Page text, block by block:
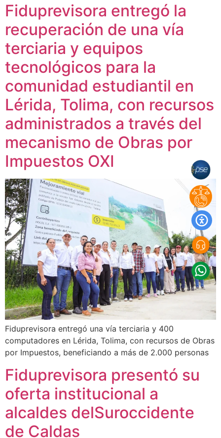
Fiduprevisora entregó la
recuperación de una vía
terciaria y equipos
tecnológicos para la
comunidad estudiantil en
Lérida, Tolima, con recursos
administrados a través del
mecanismo de Obras por
Impuestos OXI
Fiduprevisora entregó una vía terciaria y 400
computadores en Lérida, Tolima, con recursos de Obras
por Impuestos, beneficiando a más de 2.000 personas
Fiduprevisora presentó su
oferta institucional a
alcaldes delSuroccidente
de Caldas